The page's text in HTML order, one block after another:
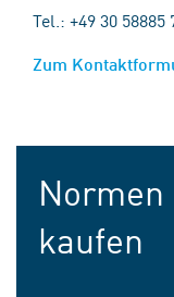
Tel.: +49 30 58885
Zum
kaufen